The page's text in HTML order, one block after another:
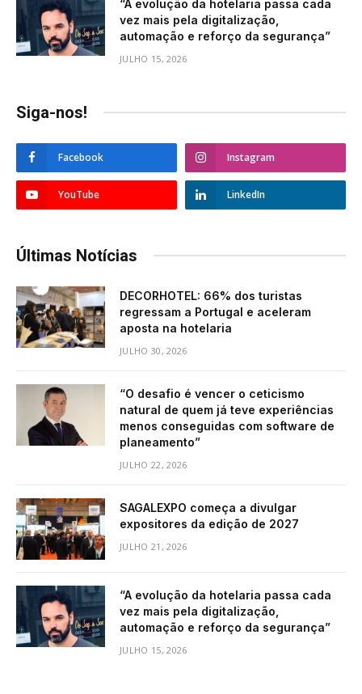
“A evolução da hotelaria passa cada
vez mais pela digitalização,
automação e reforço da segurança”
JULHO 15, 2026
Siga-nos!
Facebook Instagram
YouTube LinkedIn
Últimas Notícias
DECORHOTEL: 66% dos turistas
regressam a Portugal e aceleram
aposta na hotelaria
JULHO 30, 2026
“O desafio é vencer o ceticismo
natural de quem já teve experiências
menos conseguidas com software de
planeamento”
JULHO 22, 2026
SAGALEXPO começa a divulgar
expositores da edição de 2027
JULHO 21, 2026
“A evolução da hotelaria passa cada
vez mais pela digitalização,
automação e reforço da segurança”
JULHO 15, 2026